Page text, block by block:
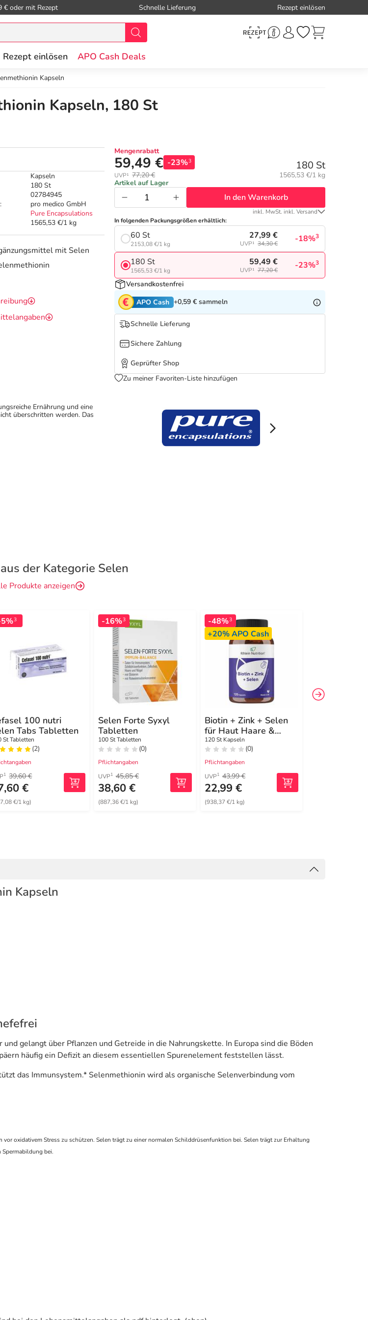
€ oder mit Rezept Schnelle Lieferung Rezept einlösen
Rezept einlösen APO Cash Deals
Kapseln
Kapseln, 180 St
Kapseln
180 St
02784945
pro medico GmbH
Pure Encapsulations
1565,53 €/1 kg
mit Selen
Mengenrabatt
59,49 € -23%3
UVP¹ 77,20 €
180 St
Grundpreis:
1565,53 €/1 kg
Artikel auf Lager
In den Warenkorb
inkl. MwSt. inkl. Versand
In folgenden Packungsgrößen erhältlich:
60 St
2153,08 €/1 kg
27,99 €
UVP¹ 34,30 € -18%3
180 St
1565,53 €/1 kg
59,49 €
UVP¹ 77,20 € -23%3
Versandkostenfrei
APO Cash +0,59 € sammeln
Schnelle Lieferung
Sichere Zahlung
Geprüfter Shop
Zu meiner Favoriten-Liste hinzufügen
Ernährung und eine
überschritten werden. Das
der Kategorie Selen
Produkte anzeigen
3
100 nutri
Tabs Tabletten
St Tabletten
(2)
1 39,60 €
€
€/1 kg)
-16%3
Selen Forte Syxyl
Tabletten
100 St Tabletten
(0)
Pflichtangaben
UVP1 45,85 €
38,60 €
(887,36 €/1 kg)
-48%3
+20%APO Cash
Biotin + Zink + Selen
für Haut Haare &
Nägel Kapseln
120 St Kapseln
(0)
Pflichtangaben
UVP1 43,99 €
22,99 €
(938,37 €/1 kg)
Kapseln
gelangt über Pflanzen und Getreide in die Nahrungskette. In Europa sind die Böden
häufig ein Defizit an diesem essentiellen Spurenelement feststellen lässt.
das Immunsystem.* Selenmethionin wird als organische Selenverbindung vom
oxidativem Stress zu schützen. Selen trägt zu einer normalen Schilddrüsenfunktion bei. Selen trägt zur Erhaltung
Spermabildung bei.